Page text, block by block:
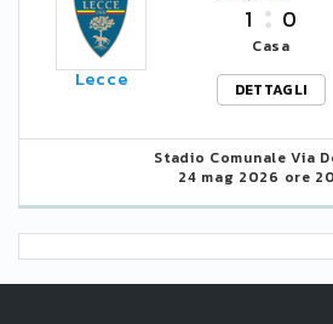
Lecce
1 0
Casa
DETTAGLI
Stadio Comunale Via
24 mag 2026 ore